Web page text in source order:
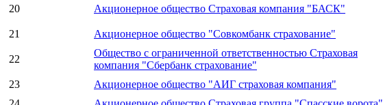
20 Акционерное общество Страховая компания "БАСК"
21 Акционерное общество "Совкомбанк страхование"
22
Общество с ограниченной ответственностью Страховая
компания "Сбербанк страхование"
23 Акционерное общество "АИГ страховая компания"